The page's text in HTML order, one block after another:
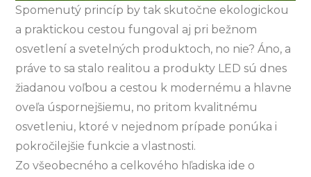
Spomenutý princíp by tak skutočne ekologickou
a praktickou cestou fungoval aj pri bežnom
osvetlení a svetelných produktoch, no nie? Áno, a
práve to sa stalo realitou a produkty LED sú dnes
žiadanou voľbou a cestou k modernému a hlavne
oveľa úspornejšiemu, no pritom kvalitnému
osvetleniu, ktoré v nejednom prípade ponúka i
pokročilejšie funkcie a vlastnosti.
Zo všeobecného a celkového hľadiska ide o